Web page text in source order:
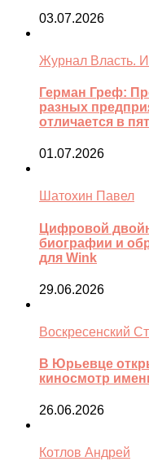
03.07.2026
Журнал Власть.
Герман Греф:
разных
отличается в
01.07.2026
Шатохин Павел
Цифровой
биографии и
для Wink
29.06.2026
Воскресенский
В Юрьевце
киносмотр
26.06.2026
Котлов Андрей